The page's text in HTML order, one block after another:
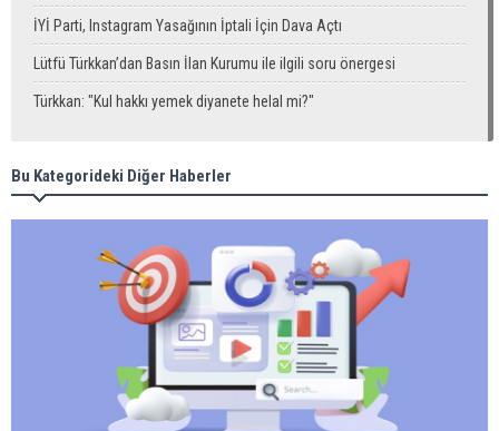
İYİ Parti, Instagram Yasağının İptali İçin Dava Açtı
Lütfü Türkkan’dan Basın İlan Kurumu ile ilgili soru önergesi
Türkkan: "Kul hakkı yemek diyanete helal mi?"
Bu Kategorideki Diğer Haberler